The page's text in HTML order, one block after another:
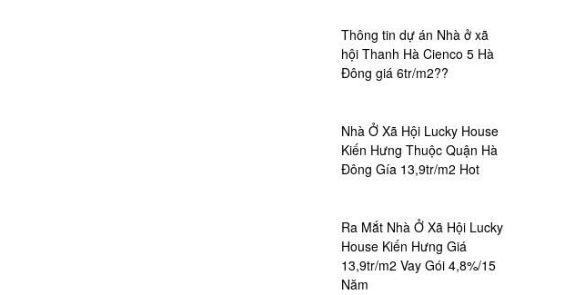
Thông tin dự án Nhà ở xã
hội Thanh Hà Cienco 5 Hà
Đông giá 6tr/m2??
Nhà Ở Xã Hội Lucky House
Kiến Hưng Thuộc Quận Hà
Đông Gía 13,9tr/m2 Hot
Ra Mắt Nhà Ở Xã Hội Lucky
House Kiến Hưng Giá
13,9tr/m2 Vay Gói 4,8%/15
Năm